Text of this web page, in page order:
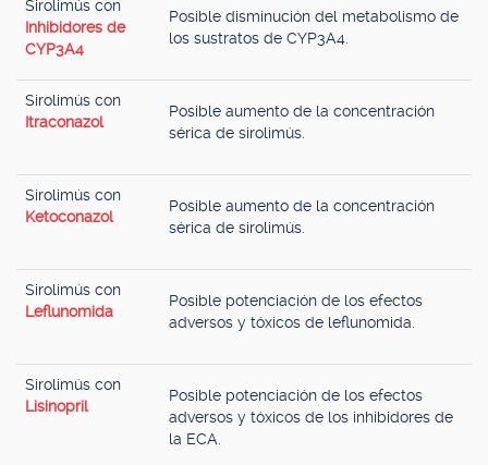
Sirolimús con
Inhibidores de
CYP3A4
Posible disminución del metabolismo de
los sustratos de CYP3A4.
Sirolimús con
Itraconazol
Posible aumento de la concentración
sérica de sirolimús.
Sirolimús con
Ketoconazol
Posible aumento de la concentración
sérica de sirolimús.
Sirolimús con
Leflunomida
Posible potenciación de los efectos
adversos y tóxicos de leflunomida.
Sirolimús con
Lisinopril
Posible potenciación de los efectos
adversos y tóxicos de los inhibidores de
la ECA.